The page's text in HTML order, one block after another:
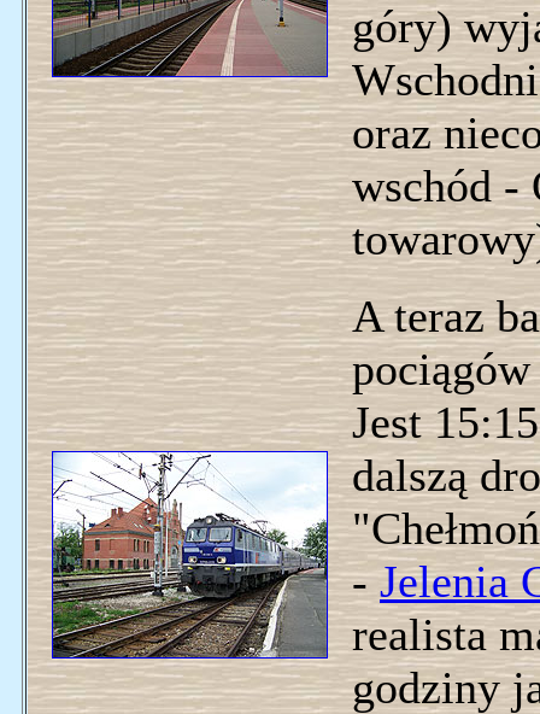
góry)
oraz
wschód -
A teraz
Jest
dalszą
-Jelenia
realista
godziny